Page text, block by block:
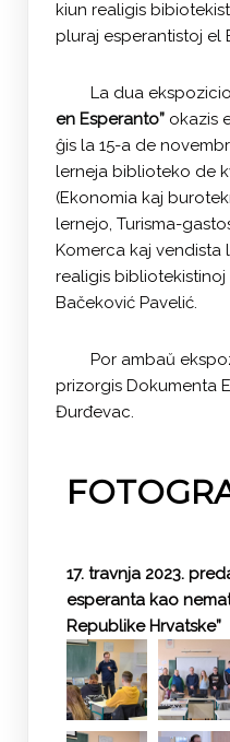
kiun realigis
pluraj esperantistoj el
La dua
en Esperanto” okazis
ĝis la 15-a de
lerneja biblioteko de
(Ekonomia kaj
lernejo, Turisma-
Komerca kaj vendista
realigis
Bačeković Pavelić.
Por ambaŭ
prizorgis Dokumenta
Đurđevac.
17. travnja 2023.
esperanta kao
Republike Hrvatske”